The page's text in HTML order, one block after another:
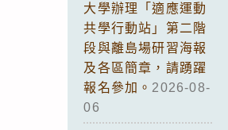
大學辦理「適應運動
共學行動站」第二階
段與離島場研習海報
及各區簡章，請踴躍
報名參加。 2026-08-
06